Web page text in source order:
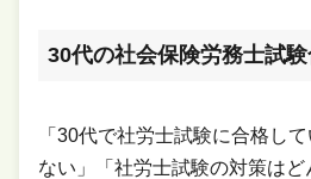
30代の社会保険労務士試
「30代で社労士試験に合格し
ない」「社労士試験の対策はど